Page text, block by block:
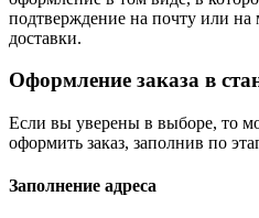
подтверждение на почту или
доставки.
Оформление заказа в
Если вы уверены в выборе, то
оформить заказ, заполнив по
Заполнение адреса